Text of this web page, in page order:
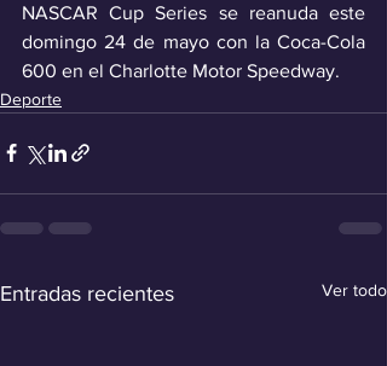
NASCAR Cup Series se reanuda este
domingo 24 de mayo con la Coca-Cola
600 en el Charlotte Motor Speedway.
Deporte
Entradas recientes Ver todo